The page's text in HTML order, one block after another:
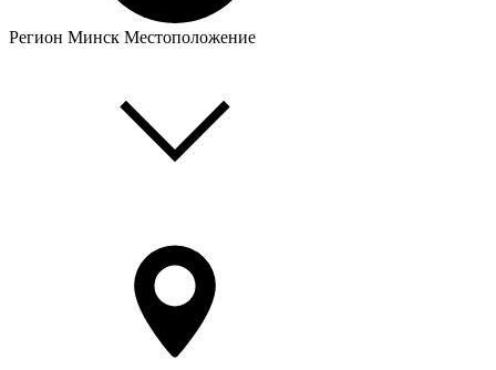
Регион Минск Местоположение